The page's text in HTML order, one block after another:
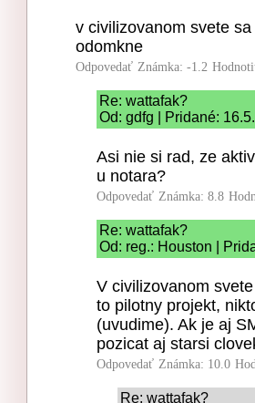
v civilizovanom svete
odomkne
Odpovedať Známka: -1.2
Re: wattafak?
Od: gdfg | Pridané:
Asi nie si rad, ze
u notara?
Odpovedať Známka: 8.8
Re: wattafak?
Od: reg.: Houston |
V civilizovanom
to pilotny projekt,
(uvudime). Ak je aj
pozicat aj starsi
Odpovedať Známka: 10.0
Re: wattafak?